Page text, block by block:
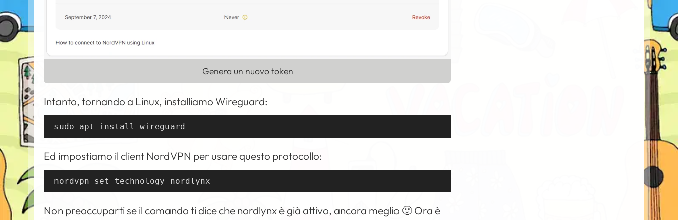
Genera un nuovo token
Intanto, tornando a Linux, installiamo Wireguard:
sudo apt install wireguard
Ed impostiamo il client NordVPN per usare questo protocollo:
nordvpn set technology nordlynx
Non preoccuparti se il comando ti dice che nordlynx è già attivo, ancora meglio 🙂 Ora è